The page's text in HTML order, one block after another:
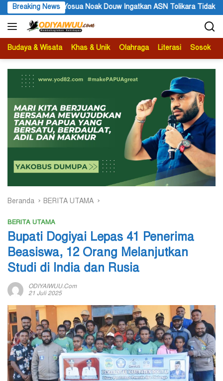
Langsung
ke
konten
Breaking News
Noak Douw Ingatkan ASN Tolikara Tidak Mudah Terima Informasi
Budaya & Wisata Khas & Unik Olahraga Literasi Sosok
Beranda BERITA UTAMA
BERITA UTAMA
Bupati Dogiyai Lepas 41 Penerima
Beasiswa, 12 Orang Melanjutkan
Studi di India dan Rusia
ODIYAIWUU.com
21 Juli 2025